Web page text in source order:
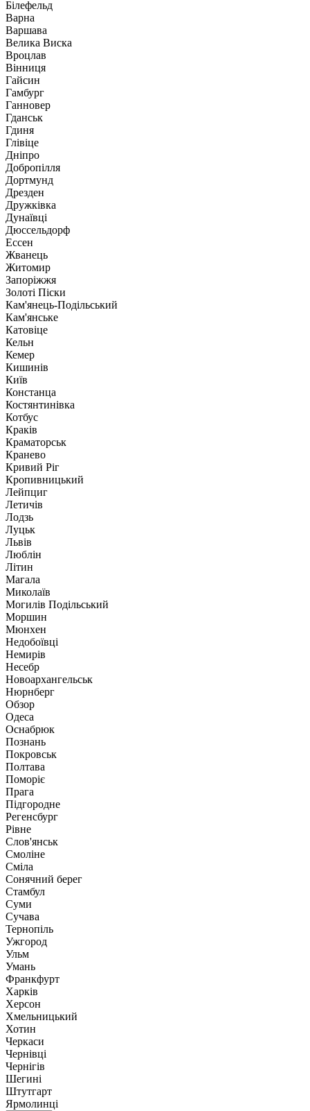
Білефельд
Варна
Варшава
Велика Виска
Вроцлав
Вінниця
Гайсин
Гамбург
Ганновер
Гданськ
Гдиня
Глівіце
Дніпро
Добропілля
Дортмунд
Дрезден
Дружківка
Дунаївці
Дюссельдорф
Ессен
Жванець
Житомир
Запоріжжя
Золоті Піски
Кам'янець-Подільський
Кам'янське
Катовіце
Кельн
Кемер
Кишинів
Київ
Констанца
Костянтинівка
Котбус
Краків
Краматорськ
Кранево
Кривий Ріг
Кропивницький
Лейпциг
Летичів
Лодзь
Луцьк
Львів
Люблін
Літин
Магала
Миколаїв
Могилів Подільський
Моршин
Мюнхен
Недобоївці
Немирів
Несебр
Новоархангельськ
Нюрнберг
Обзор
Одеса
Оснабрюк
Познань
Покровськ
Полтава
Поморіє
Прага
Підгородне
Регенсбург
Рівне
Слов'янськ
Смоліне
Сміла
Сонячний берег
Стамбул
Суми
Сучава
Тернопіль
Ужгород
Ульм
Умань
Франкфурт
Харків
Херсон
Хмельницький
Хотин
Черкаси
Чернівці
Чернігів
Шегині
Штутгарт
Ярмолинці